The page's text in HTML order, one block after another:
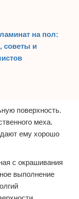
на пол:
советы и
поверхность.
меха.
ему хорошо
с окрашивания
выполнение